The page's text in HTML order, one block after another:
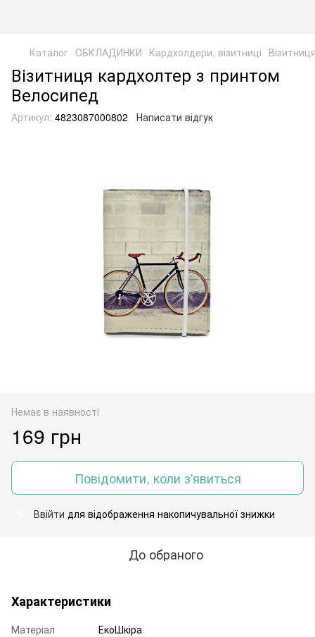
Каталог ОБКЛАДИНКИ Кардхолдери, візитниці
Візитниця кардхолтер з принтом
Велосипед
Артикул: 4823087000802 Написати відгук
Немає в наявності
169 грн
Повідомити, коли з'явиться
Ввійти для відображення накопичувальної знижки
До обраного
Характеристики
Матеріал
ЕкоШкіра